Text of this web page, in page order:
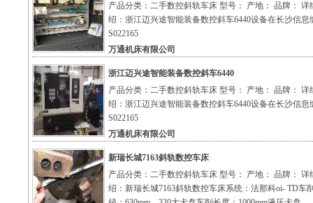
产品分类：二手数控斜轨车床 型号： 产地： 品牌： 详
绍：浙江迈兴途智能装备数控斜车6440设备在长沙信息
S022165
万通机床有限公司
浙江迈兴途智能装备数控斜车6440
产品分类：二手数控斜轨车床 型号： 产地： 品牌： 详
绍：浙江迈兴途智能装备数控斜车6440设备在长沙信息
S022165
万通机床有限公司
新瑞长城7163斜轨数控车床
产品分类：二手数控斜轨车床 型号： 产地： 品牌： 详
绍：新瑞长城7163斜轨数控车床系统：法那科oi- TD车